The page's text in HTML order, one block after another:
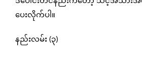
ပေးလိုက်ပါ။
နည်းလမ်း (၃)